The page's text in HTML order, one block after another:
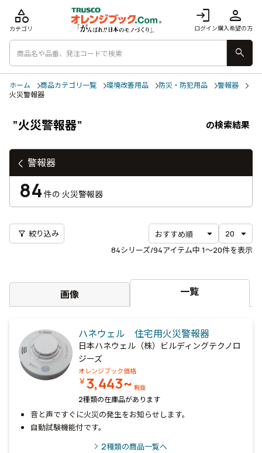
login
ログイン
person
購入希望の方
category
カテゴリ
search
ホーム 商品カテゴリ一覧 環境改善用品 防災・防犯用品
警報器
火災警報器
”火災警報器” の検索結果
84シリーズ/94アイテム中 1〜20件を表示
filter_alt 絞り込み
画像 一覧
ハネウェル 住宅用火災警報器
日本ハネウェル（株）ビルディングテクノロ
ジーズ
オレンジブック価格
￥3,443~ 税抜
2種類の在庫品があります
音と声ですぐに火災の発生をお知らせします。
自動試験機能付です。
2種類の商品一覧へ
警報器
84 件の 火災警報器